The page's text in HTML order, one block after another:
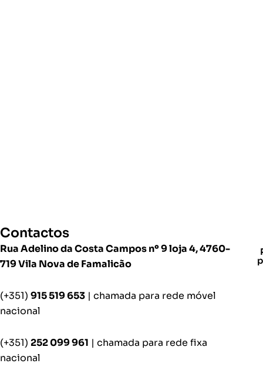
Contactos
Rua Adelino da Costa Campos nº 9 loja 4, 4760-
719 Vila Nova de Famalicão
(+351) 915 519 653 | chamada para rede móvel
nacional
(+351) 252 099 961 | chamada para rede fixa
nacional